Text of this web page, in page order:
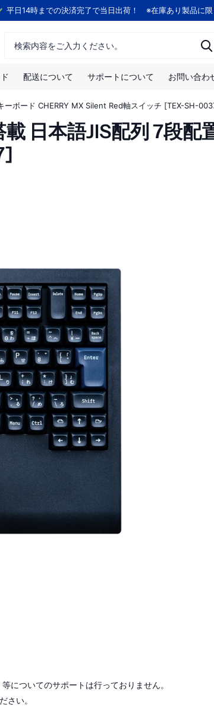
平日14時までの決済完了で当日出荷！ ※在庫あり製品に限
配送について サポートについて お問い合わ
ーボード CHERRY MX Silent Red軸スイッチ [TEX-SH-
日本語JIS配列 7段
についてのサポートは行っておりません。
さい。